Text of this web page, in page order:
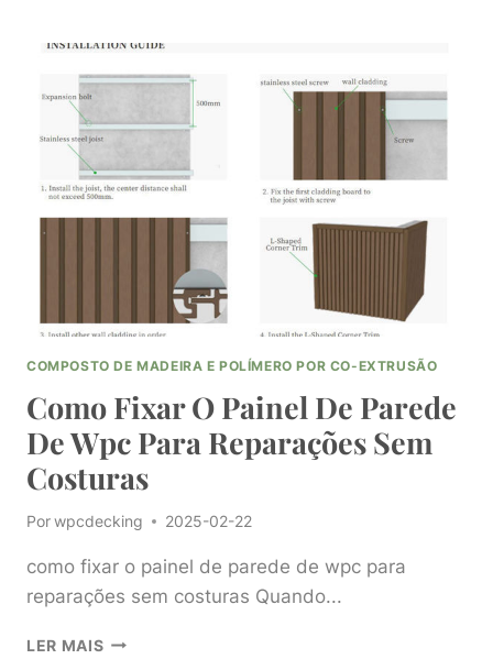
DE
PAREDE
WPC
PARA
INTERIORES
BONITOS
COMPOSTO DE MADEIRA E POLÍMERO POR CO-EXTRUSÃO
Como Fixar O Painel De Parede
De Wpc Para Reparações Sem
Costuras
Porwpcdecking 2025-02-22
como fixar o painel de parede de wpc para
reparações sem costuras Quando...
LER MAISCOMO